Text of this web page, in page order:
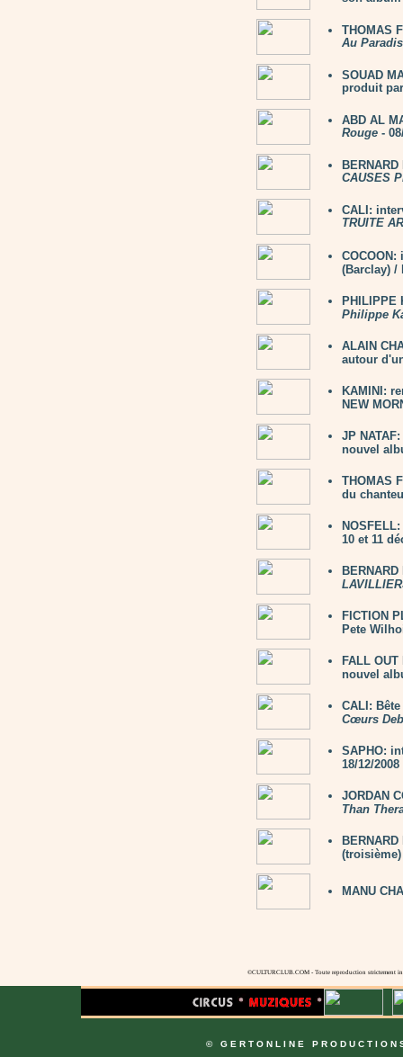
THOMAS
Au Paradis
SOUAD
produit
ABD AL
Rouge -
CAUSES
CALI:
TRUITE
(Barclay) /
PHILIPPE
Philippe
ALAIN
autour
KAMINI:
NEW
JP
nouvel
THOMAS
du
10 et 11
FICTION
Pete
FALL
nouvel
CALI:
Cœurs
SAPHO:
18/12/2008
JORDAN
Than
MANU
©CULTURCLUB.COM - Toute reproduction strictement
© GERTONLINE